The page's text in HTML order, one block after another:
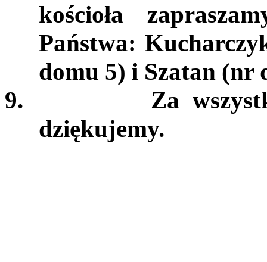
kościoła
Państwa:
domu 5) i Szatan (nr
9.
Za
dziękujemy.